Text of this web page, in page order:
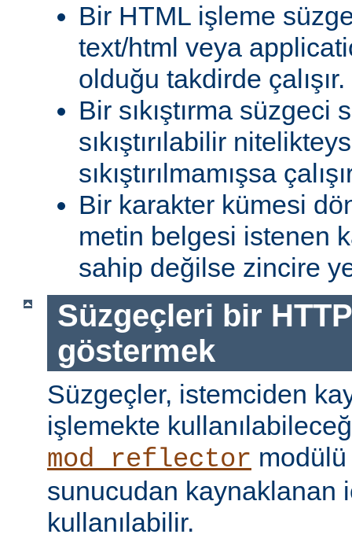
Bir HTML işleme
text/html veya
olduğu takdirde çalışır.
Bir sıkıştırma süzgeci
sıkıştırılabilir
sıkıştırılmamışsa
Bir karakter kümesi
metin belgesi istenen
sahip değilse zincire
Süzgeçleri bir
göstermek
Süzgeçler, istemciden
işlemekte
mod_reflector modülü
sunucudan kaynaklanan
kullanılabilir.